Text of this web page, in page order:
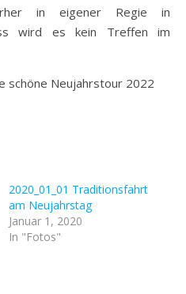
in eigener Regie in
wird es kein Treffen im
schöne Neujahrstour 2022
2020_01_01 Traditionsfahrt
am Neujahrstag
Januar 1, 2020
In "Fotos"